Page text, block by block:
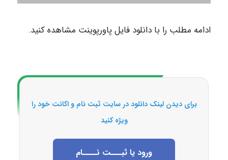
ادامه مطلب را با دانلود فایل پاورپوینت مشاهده کنید.
برای دیدن لینک دانلود در سایت ثبت نام و اکانت خود را
ویژه کنید
ورود یا ثبـــت نــــام